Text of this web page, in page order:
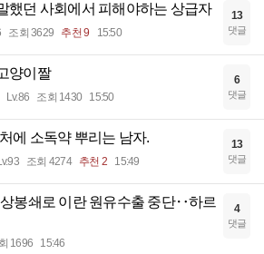
했던 사회에서 피해야하는 상급자
조회 3629 추천 9 15:50
13
댓글
양이짤
Lv.86 조회 1430 15:50
6
댓글
에 소독약 뿌리는 남자.
조회 4274 추천 2 15:49
13
댓글
봉쇄로 이란 원유수출 중단‥하르
1696 15:46
4
댓글